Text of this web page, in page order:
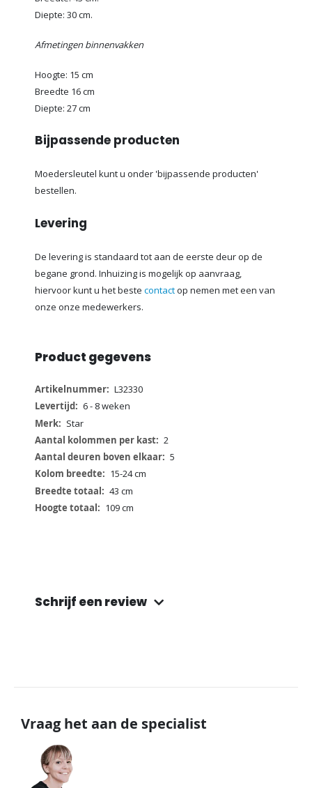
Diepte: 30 cm.
Afmetingen binnenvakken
Hoogte: 15 cm
Breedte 16 cm
Diepte: 27 cm
Bijpassende producten
Moedersleutel kunt u onder 'bijpassende producten'
bestellen.
Levering
De levering is standaard tot aan de eerste deur op de
begane grond. Inhuizing is mogelijk op aanvraag,
hiervoor kunt u het beste contactop nemen met een van
onze onze medewerkers.
Product gegevens
Meer
informatie
L32330
6 - 8 weken
Star
2
5
15-24 cm
43 cm
109 cm
Schrijf een review
Vraag het aan de specialist